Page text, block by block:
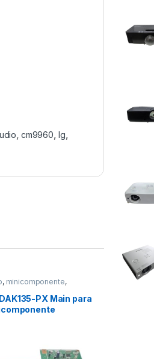
cm9960 lg
, minicomponente,
PX Main para